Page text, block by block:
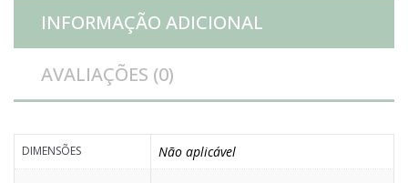
INFORMAÇÃO ADICIONAL
AVALIAÇÕES (0)
DIMENSÕES Não aplicável